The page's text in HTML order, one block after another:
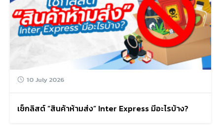
10 July 2026
เช็กลิสต์ “สินค้าห้ามส่ง” Inter Express มีอะไรบ้าง?